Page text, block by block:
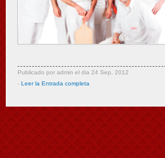
Publicado por admin el dia 24 Sep, 2012
- Leer la Entrada completa